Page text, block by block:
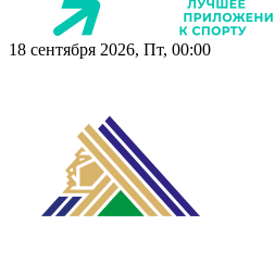
18 сентября 2026, Пт, 00:00